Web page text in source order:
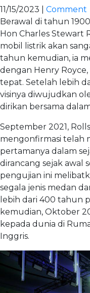
11/15/2023 | Comment
Berawal di tahun
Hon Charles Stewart
mobil listrik akan
tahun kemudian, ia
dengan Henry
tepat. Setelah lebih
visinya diwujudkan
dirikan bersama
September 2021,
mengonfirmasi telah
pertamanya dalam
dirancang sejak awal
pengujian ini
segala jenis medan
lebih dari 400 tahun
kemudian, Oktober
kepada dunia di
Inggris.